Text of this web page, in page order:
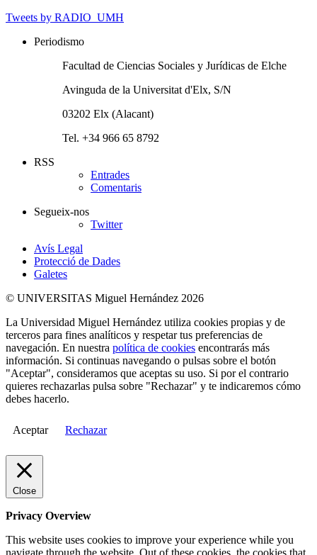
Tweets by RADIO_UMH
Periodismo
Facultad de Ciencias Sociales y Jurídicas de Elche
Avinguda de la Universitat d'Elx, S/N
03202 Elx (Alacant)
Tel. +34 966 65 8792
RSS
Entrades
Comentaris
Segueix-nos
Twitter
Avís Legal
Protecció de Dades
Galetes
© UNIVERSITAS Miguel Hernández 2026
La Universidad Miguel Hernández utiliza cookies propias y de
terceros para fines analíticos y respetar tus preferencias de
navegación. En nuestra política de cookies encontrarás más
información. Si continuas navegando o pulsas sobre el botón
"Aceptar", consideramos que aceptas su uso. Si por el contrario
quieres rechazarlas pulsa sobre "Rechazar" y te indicaremos cómo
debes hacerlo.
Aceptar Rechazar
Close
Privacy Overview
This website uses cookies to improve your experience while you
navigate through the website. Out of these cookies, the cookies that